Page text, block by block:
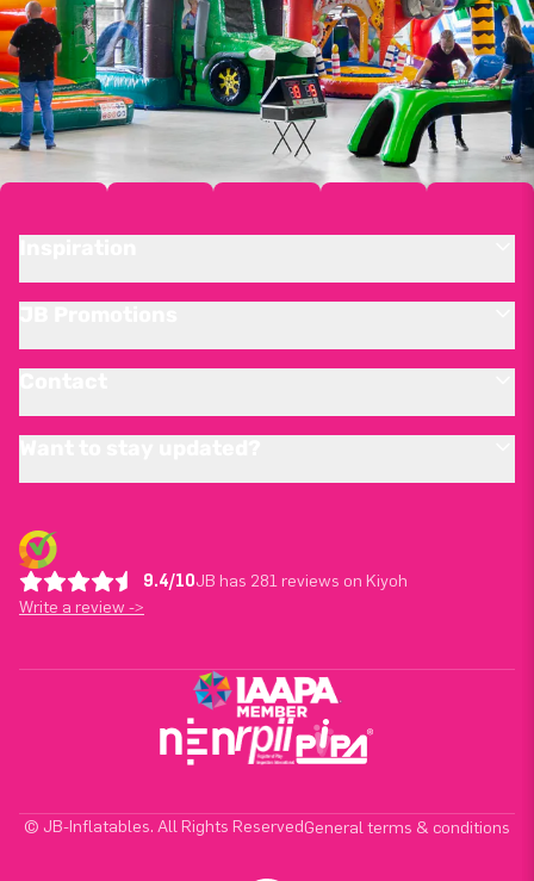
9.4/10JB has 281 reviews on Kiyoh
Write a review ->
© JB-Inflatables. All Rights ReservedGeneral terms & conditions